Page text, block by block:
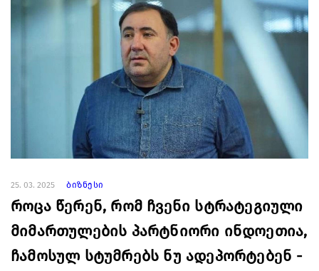
25. 03. 2025 ბიზნესი
როცა წერენ, რომ ჩვენი სტრატეგიული
მიმართულების პარტნიორი ინდოეთია,
ჩამოსულ სტუმრებს ნუ ადეპორტებენ -